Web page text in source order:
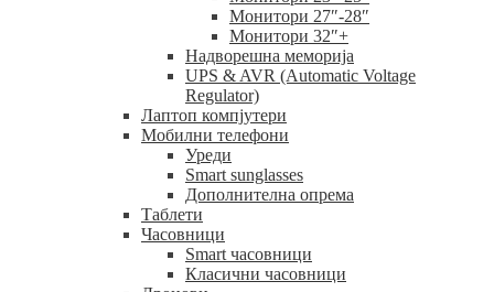
Монитори 27″-28″
Монитори 32″+
Надворешна меморија
UPS & AVR (Automatic Voltage
Regulator)
Лаптоп компјутери
Мобилни телефони
Уреди
Smart sunglasses
Дополнителна опрема
Таблети
Часовници
Smart часовници
Класични часовници